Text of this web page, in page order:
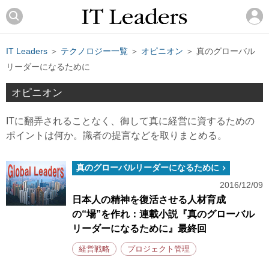
IT Leaders ＞ テクノロジー一覧 ＞ オピニオン ＞ 真のグローバル
リーダーになるために
オピニオン
ITに翻弄されることなく、御して真に経営に資するための
ポイントは何か。識者の提言などを取りまとめる。
真のグローバルリーダーになるために
2016/12/09
日本人の精神を復活させる人材育成
の“場”を作れ：連載小説『真のグローバル
リーダーになるために』最終回
経営戦略 プロジェクト管理